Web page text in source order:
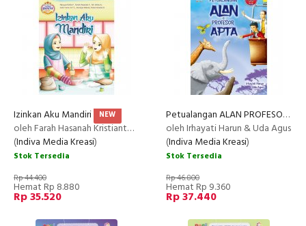
Izinkan Aku Mandiri NEW
oleh Farah Hasanah Kristianto, Siti Atika Azzahrah, Nasywa Dellia Puteri, Zata Yumni Adania Tarisa Iskand
(Indiva Media Kreasi)
Stok Tersedia
Rp 44.400
Hemat Rp 8.880
Rp 35.520
Petualangan ALAN PROFESOR APTA
oleh Irhayati Harun & Uda Agus
(Indiva Media Kreasi)
Stok Tersedia
Rp 46.800
Hemat Rp 9.360
Rp 37.440